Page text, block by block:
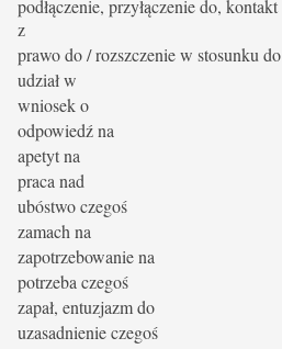
podłączenie, przyłączenie do, kontakt
z
prawo do / rozszczenie w stosunku do
udział w
wniosek o
odpowiedź na
apetyt na
praca nad
ubóstwo czegoś
zamach na
zapotrzebowanie na
potrzeba czegoś
zapał, entuzjazm do
uzasadnienie czegoś